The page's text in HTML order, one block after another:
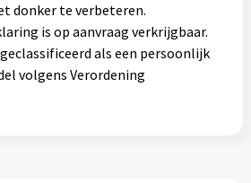
donker te verbeteren.
is op aanvraag verkrijgbaar.
als een persoonlijk
volgens Verordening